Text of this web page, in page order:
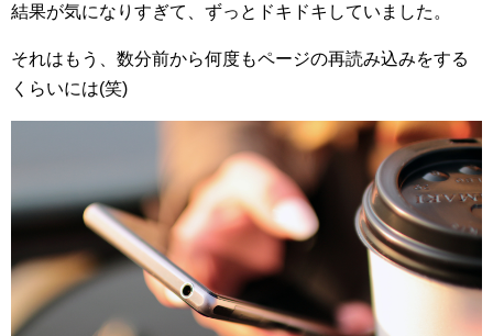
結果が気になりすぎて、ずっとドキドキしていました。
それはもう、数分前から何度もページの再読み込みをする
くらいには(笑)